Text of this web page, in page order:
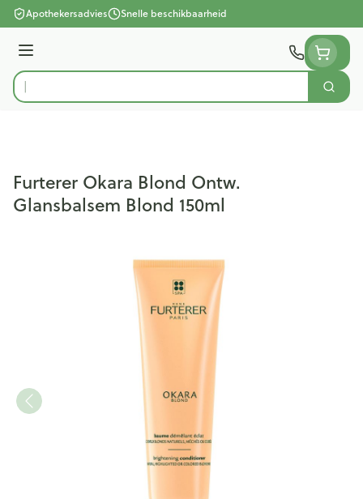
Ga naar de inhoud
Apothekersadvies Snelle beschikbaarheid
Menu
Product, merk, categorie... Zoek
Furterer Okara Blond Ontw.
Glansbalsem Blond 150ml